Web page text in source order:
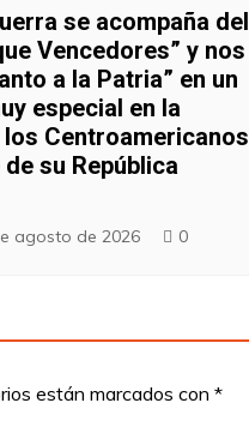
se acompaña del
Vencedores” y nos
a la Patria” en un
especial en la
Centroamericanos
su República
agosto de 2026 0
están marcados con *